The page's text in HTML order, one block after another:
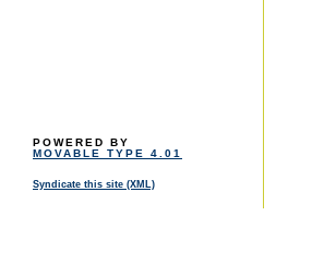
POWERED BY
MOVABLE TYPE 4.01
Syndicate this site (XML)